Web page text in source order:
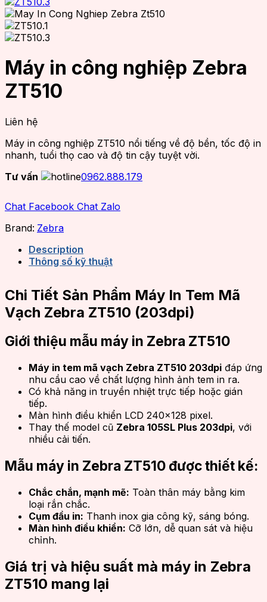
Máy in công nghiệp Zebra
ZT510
Liên hệ
Máy in công nghiệp ZT510 nổi tiếng về độ bền, tốc độ in
nhanh, tuổi thọ cao và độ tin cậy tuyệt vời.
Tư vấn
0962.888.179
Chat Facebook Chat Zalo
Brand: Zebra
Description
Thông số kỹ thuật
Chi Tiết Sản Phẩm Máy In Tem Mã
Vạch Zebra ZT510 (203dpi)
Giới thiệu mẫu máy in Zebra ZT510
Máy in tem mã vạch Zebra ZT510 203dpi đáp ứng
nhu cầu cao về chất lượng hình ảnh tem in ra.
Có khả năng in truyền nhiệt trực tiếp hoặc gián
tiếp.
Màn hình điều khiển LCD 240×128 pixel.
Thay thế model cũ Zebra 105SL Plus 203dpi, với
nhiều cải tiến.
Mẫu máy in Zebra ZT510 được thiết kế:
Chắc chắn, mạnh mẽ: Toàn thân máy bằng kim
loại rắn chắc.
Cụm đầu in: Thanh inox gia công kỹ, sáng bóng.
Màn hình điều khiển: Cỡ lớn, dễ quan sát và hiệu
chỉnh.
Giá trị và hiệu suất mà máy in Zebra
ZT510 mang lại